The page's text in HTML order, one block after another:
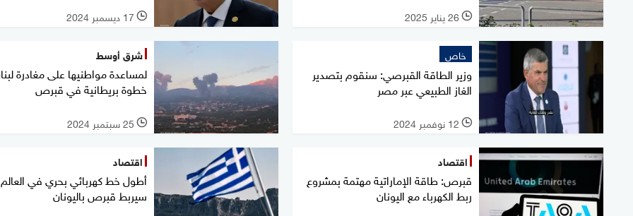
l 26 يناير 2025 l 17 ديسمبر 2024
خاص
وزير الطاقة القبرصي: سنقوم بتصدير
الغاز الطبيعي عبر مصر
l 12 نوفمبر 2024
شرق أوسط
لمساعدة مواطنيها على مغادرة
خطوة بريطانية في قبرص
l 25 سبتمبر 2024
اقتصاد
قبرص: طاقة الإماراتية مهتمة بمشروع
ربط الكهرباء مع اليونان
اقتصاد
أطول خط كهربائي بحري في العالم
سيربط قبرص باليونان